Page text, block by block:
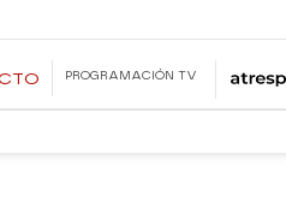
PROGRAMACIÓN TV